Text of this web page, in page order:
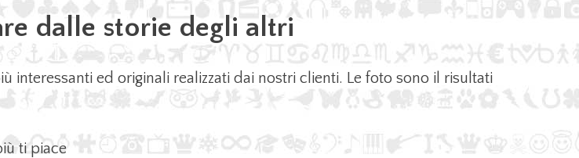
dalle storie degli altri
interessanti ed originali realizzati dai nostri clienti. Le foto sono il risultati
ti piace